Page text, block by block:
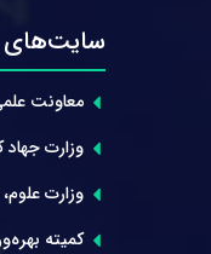
سایت‌های
معاونت
وزارت
وزارت
کمیته